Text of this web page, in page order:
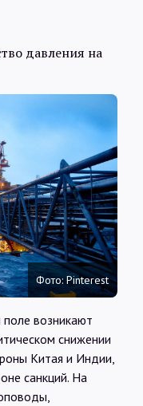
давления на
Фото: Pinterest
возникают
снижении
Китая и Индии,
санкций. На